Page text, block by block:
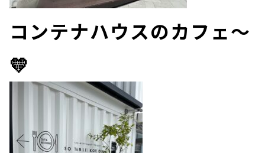
コンテナハウスのカフェ～
💛